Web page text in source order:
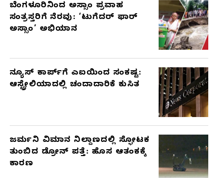
RELATED
ARTICLES
ಬೆಂಗಳೂರಿನಿಂದ ಅಸ್ಸಾಂ ಪ್ರವಾಹ
ಸಂತ್ರಸ್ತರಿಗೆ ನೆರವು: ‘ಟುಗೆದರ್ ಫಾರ್
ಅಸ್ಸಾಂ’ ಅಭಿಯಾನ
ನ್ಯೂಸ್ ಕಾರ್ಪ್‌ಗೆ ಎಐಯಿಂದ ಸಂಕಷ್ಟ:
ಆಸ್ಟ್ರೇಲಿಯಾದಲ್ಲಿ ಚಂದಾದಾರಿಕೆ ಕುಸಿತ
ಜರ್ಮನಿ ವಿಮಾನ ನಿಲ್ದಾಣದಲ್ಲಿ ಸ್ಫೋಟಕ
ತುಂಬಿದ ಡ್ರೋನ್ ಪತ್ತೆ: ಹೊಸ ಆತಂಕಕ್ಕೆ
ಕಾರಣ